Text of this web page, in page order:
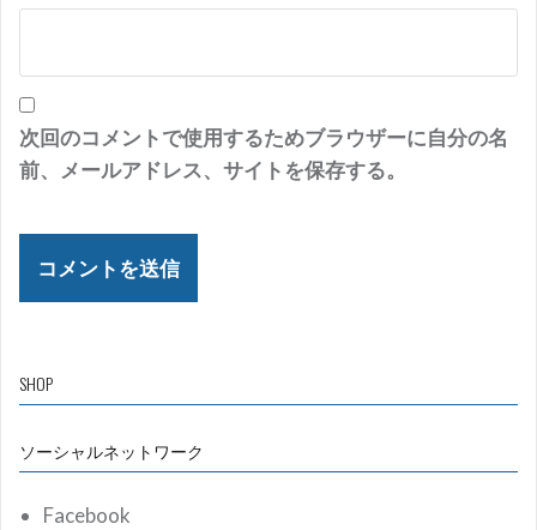
次回のコメントで使用するためブラウザーに自分の名
前、メールアドレス、サイトを保存する。
SHOP
ソーシャルネットワーク
Facebook